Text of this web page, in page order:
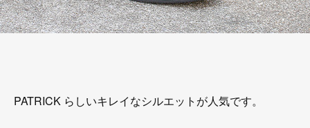
PATRICK らしいキレイなシルエットが人気です。